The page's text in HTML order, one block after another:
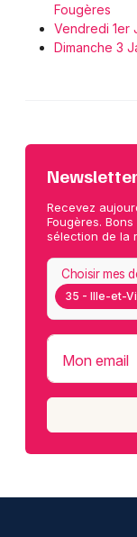
Fougères
Vendredi 1er
Dimanche 3
Recevez
Fougères.
sélection de la
35 - Ille-et-
Choisir mes
Mon email